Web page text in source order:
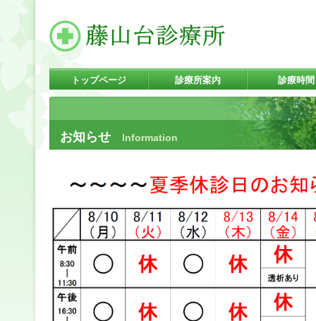
お知らせ Information
トップページ 診療所案内 診療時間